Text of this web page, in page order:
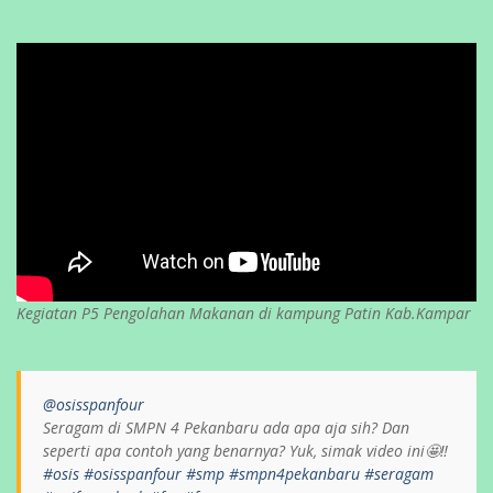
Kegiatan P5 Pengolahan Makanan di kampung Patin Kab.Kampar
@osisspanfour
Seragam di SMPN 4 Pekanbaru ada apa aja sih? Dan
seperti apa contoh yang benarnya? Yuk, simak video ini🤩‼️
#osis #osisspanfour #smp #smpn4pekanbaru #seragam